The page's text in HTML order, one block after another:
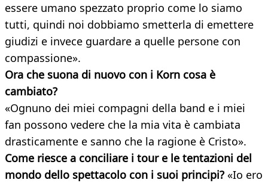
essere umano spezzato proprio come lo siamo
tutti, quindi noi dobbiamo smetterla di emettere
giudizi e invece guardare a quelle persone con
compassione».
Ora che suona di nuovo con i Korn cosa è
cambiato?
«Ognuno dei miei compagni della band e i miei
fan possono vedere che la mia vita è cambiata
drasticamente e sanno che la ragione è Cristo».
Come riesce a conciliare i tour e le tentazioni del
mondo dello spettacolo con i suoi principi? «Io ero